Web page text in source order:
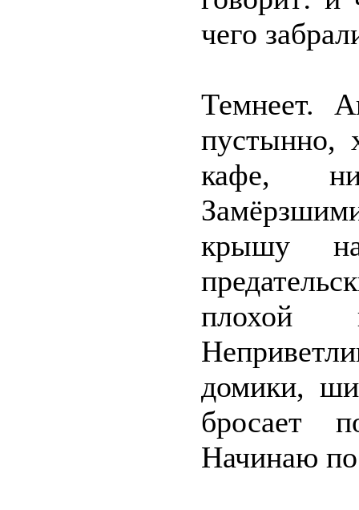
чего
Темнеет.
пустынно,
кафе, ни
крышу
плохой
домики,
бросает
Начинаю